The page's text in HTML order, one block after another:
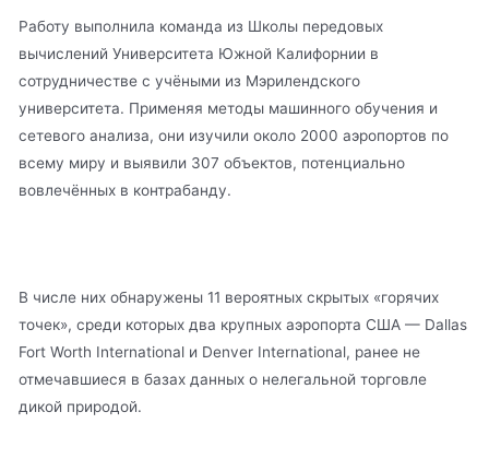
Работу выполнила команда из Школы передовых
вычислений Университета Южной Калифорнии в
сотрудничестве с учёными из Мэрилендского
университета. Применяя методы машинного обучения и
сетевого анализа, они изучили около 2000 аэропортов по
всему миру и выявили 307 объектов, потенциально
вовлечённых в контрабанду.
В числе них обнаружены 11 вероятных скрытых «горячих
точек», среди которых два крупных аэропорта США — Dallas
Fort Worth International и Denver International, ранее не
отмечавшиеся в базах данных о нелегальной торговле
дикой природой.